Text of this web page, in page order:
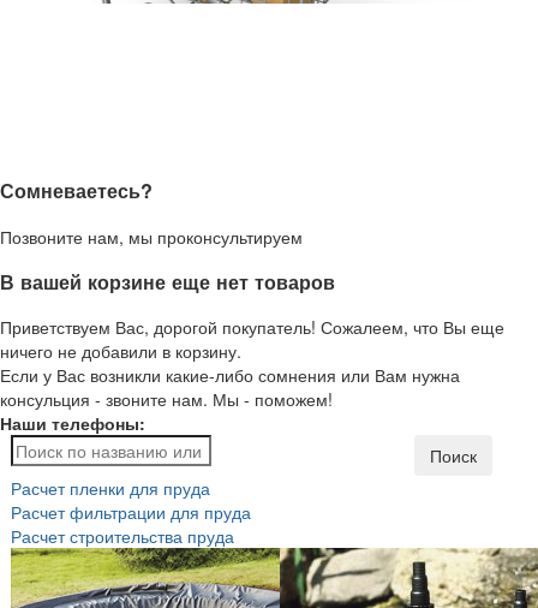
Сомневаетесь?
Позвоните нам, мы проконсультируем
В вашей корзине еще нет товаров
Приветствуем Вас, дорогой покупатель! Сожалеем, что Вы еще
ничего не добавили в корзину.
Если у Вас возникли какие-либо сомнения или Вам нужна
консульция - звоните нам. Мы - поможем!
Наши телефоны:
Поиск
Расчет пленки для пруда
Расчет фильтрации для пруда
Расчет строительства пруда